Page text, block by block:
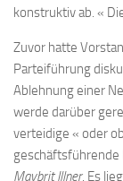
konstruktiv ab. «
Zuvor hatte
Parteiführung
Ablehnung einer
werde darüber
verteidige « oder
geschäftsführende
Maybrit Illner. Es